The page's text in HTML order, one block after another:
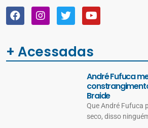
+ Acessadas
André Fufuca
Braide
Que André Fufuca
seco, disso